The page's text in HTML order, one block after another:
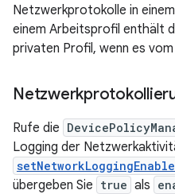
Netzwerkprotokolle in
einem Arbeitsprofil enthält
privaten Profil, wenn es
Rufe die
Logging der
übergeben Sie true als